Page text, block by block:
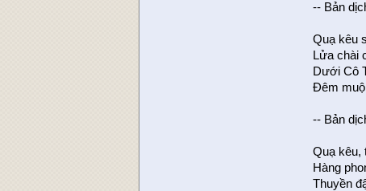
-- Bản
Quạ kêu
Lửa chài
Dưới Cô
Đêm
-- Bản
Quạ kêu,
Hàng
Thuyền